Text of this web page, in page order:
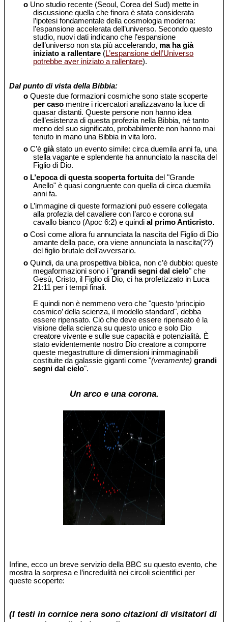
o Uno studio recente (Seoul, Corea del Sud) mette in
discussione quella che finora è stata considerata
l’ipotesi fondamentale della cosmologia moderna:
l’espansione accelerata dell’universo. Secondo questo
studio, nuovi dati indicano che l’espansione
dell’universo non sta più accelerando, ma ha già
iniziato a rallentare (L’espansione dell’Universo
potrebbe aver iniziato a rallentare).
Dal punto di vista della Bibbia:
o Queste due formazioni cosmiche sono state scoperte
per caso mentre i ricercatori analizzavano la luce di
quasar distanti. Queste persone non hanno idea
dell’esistenza di questa profezia nella Bibbia, né tanto
meno del suo significato, probabilmente non hanno mai
tenuto in mano una Bibbia in vita loro.
o C’ègiàstato un evento simile: circa duemila anni fa, una
stella vagante e splendente ha annunciato la nascita del
Figlio di Dio.
o L’epoca di questa scoperta fortuitadel "Grande
Anello" è quasi congruente con quella di circa duemila
anni fa.
o L’immagine di queste formazioni può essere collegata
alla profezia del cavaliere con l’arco e corona sul
cavallo bianco (Apoc 6:2) e quindial primo Anticristo.
o Così come allora fu annunciata la nascita del Figlio di Dio
amante della pace, ora viene annunciata la nascita(??)
del figlio brutale dell’avversario.
o Quindi, da una prospettiva biblica, non c’è dubbio: queste
megaformazioni sono i "grandi segni dal cielo" che
Gesù, Cristo, il Figlio di Dio, ci ha profetizzato in Luca
21:11 per i tempi finali.
E quindi non è nemmeno vero che "questo ‘principio
cosmico’ della scienza, il modello standard", debba
essere ripensato. Ciò che deve essere ripensato è la
visione della scienza su questo unico e solo Dio
creatore vivente e sulle sue capacità e potenzialità. È
stato evidentemente nostro Dio creatore a comporre
queste megastrutture di dimensioni inimmaginabili
costituite da galassie giganti come "(veramente)grandi
segni dal cielo".
Un arco e una corona.
Infine, ecco un breve servizio della BBC su questo evento, che
mostra la sorpresa e l’incredulità nei circoli scientifici per
queste scoperte:
(I testi in cornice nera sono citazioni di visitatori di